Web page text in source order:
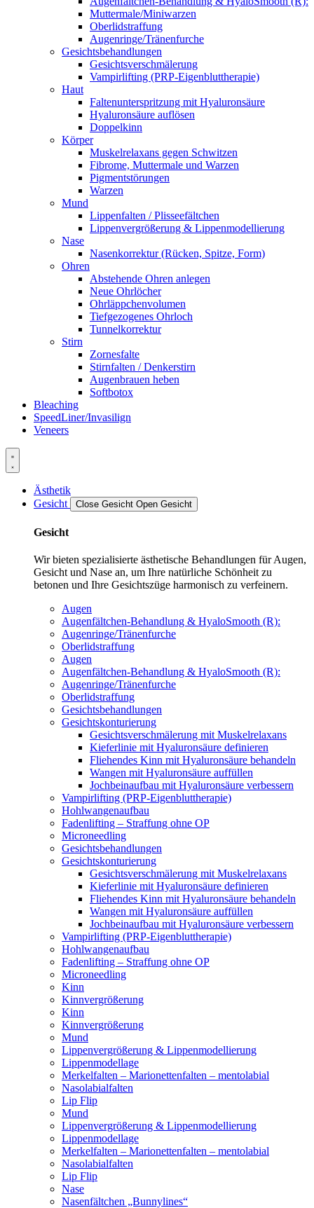
Muttermale/Miniwarzen
Oberlidstraffung
Augenringe/Tränenfurche
Gesichtsbehandlungen
Gesichtsverschmälerung
Vampirlifting (PRP-Eigenbluttherapie)
Haut
Faltenunterspritzung mit Hyaluronsäure
Hyaluronsäure auflösen
Doppelkinn
Körper
Muskelrelaxans gegen Schwitzen
Fibrome, Muttermale und Warzen
Pigmentstörungen
Warzen
Mund
Lippenfalten / Plisseefältchen
Lippenvergrößerung & Lippenmodellierung
Nase
Nasenkorrektur (Rücken, Spitze, Form)
Ohren
Abstehende Ohren anlegen
Neue Ohrlöcher
Ohrläppchenvolumen
Tiefgezogenes Ohrloch
Tunnelkorrektur
Stirn
Zornesfalte
Stirnfalten / Denkerstirn
Augenbrauen heben
Softbotox
Bleaching
SpeedLiner/Invasilign
Veneers
Ästhetik
Gesicht
Close Gesicht Open Gesicht
Gesicht
Wir bieten spezialisierte ästhetische Behandlungen für Augen,
Gesicht und Nase an, um Ihre natürliche Schönheit zu
betonen und Ihre Gesichtszüge harmonisch zu verfeinern.
Augen
Augenfältchen-Behandlung & HyaloSmooth (R):
Augenringe/Tränenfurche
Oberlidstraffung
Augen
Augenfältchen-Behandlung & HyaloSmooth (R):
Augenringe/Tränenfurche
Oberlidstraffung
Gesichtsbehandlungen
Gesichtskonturierung
Gesichtsverschmälerung mit Muskelrelaxans
Kieferlinie mit Hyaluronsäure definieren
Fliehendes Kinn mit Hyaluronsäure behandeln
Wangen mit Hyaluronsäure auffüllen
Jochbeinaufbau mit Hyaluronsäure verbessern
Vampirlifting (PRP-Eigenbluttherapie)
Hohlwangenaufbau
Fadenlifting – Straffung ohne OP
Microneedling
Gesichtsbehandlungen
Gesichtskonturierung
Gesichtsverschmälerung mit Muskelrelaxans
Kieferlinie mit Hyaluronsäure definieren
Fliehendes Kinn mit Hyaluronsäure behandeln
Wangen mit Hyaluronsäure auffüllen
Jochbeinaufbau mit Hyaluronsäure verbessern
Vampirlifting (PRP-Eigenbluttherapie)
Hohlwangenaufbau
Fadenlifting – Straffung ohne OP
Microneedling
Kinn
Kinnvergrößerung
Kinn
Kinnvergrößerung
Mund
Lippenvergrößerung & Lippenmodellierung
Lippenmodellage
Merkelfalten – Marionettenfalten – mentolabial
Nasolabialfalten
Lip Flip
Mund
Lippenvergrößerung & Lippenmodellierung
Lippenmodellage
Merkelfalten – Marionettenfalten – mentolabial
Nasolabialfalten
Lip Flip
Nase
Nasenfältchen „Bunnylines“